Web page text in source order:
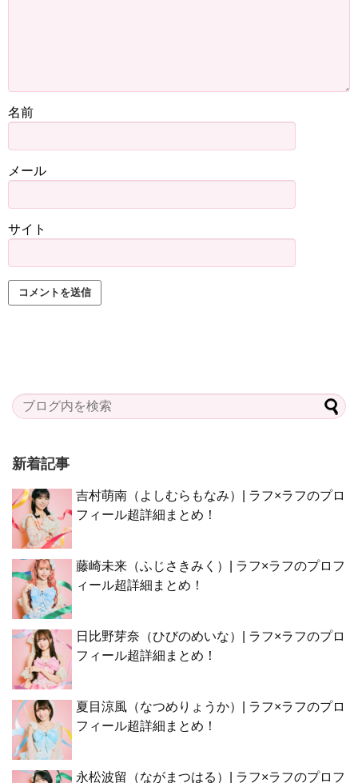
名前
メール
サイト
新着記事
吉村萌南（よしむらもなみ）| ラフ×ラフのプロ
フィール超詳細まとめ！
藤崎未来（ふじさきみく）| ラフ×ラフのプロフ
ィール超詳細まとめ！
日比野芽奈（ひびのめいな）| ラフ×ラフのプロ
フィール超詳細まとめ！
夏目涼風（なつめりょうか）| ラフ×ラフのプロ
フィール超詳細まとめ！
永松波留（ながまつはる）| ラフ×ラフのプロフ